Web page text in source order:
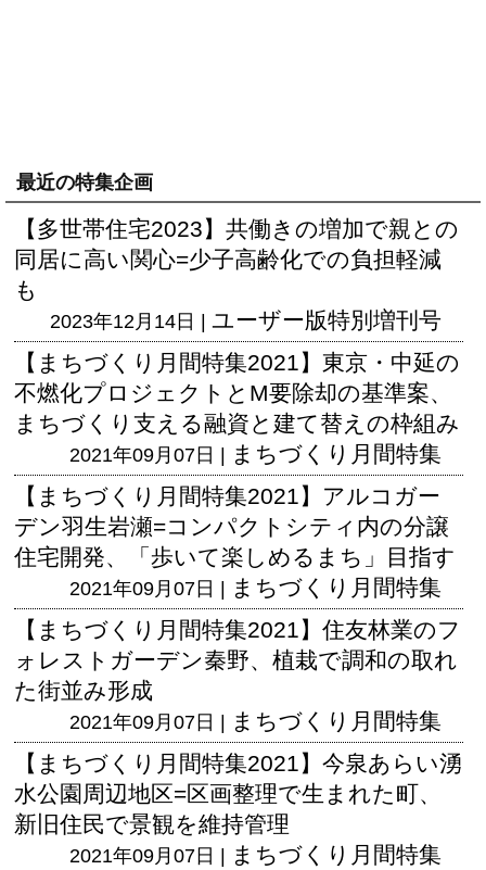
最近の特集企画
【多世帯住宅2023】共働きの増加で親との
同居に高い関心=少子高齢化での負担軽減
も
2023年12月14日 | ユーザー版特別増刊号
【まちづくり月間特集2021】東京・中延の
不燃化プロジェクトとM要除却の基準案、
まちづくり支える融資と建て替えの枠組み
2021年09月07日 | まちづくり月間特集
【まちづくり月間特集2021】アルコガー
デン羽生岩瀬=コンパクトシティ内の分譲
住宅開発、「歩いて楽しめるまち」目指す
2021年09月07日 | まちづくり月間特集
【まちづくり月間特集2021】住友林業のフ
ォレストガーデン秦野、植栽で調和の取れ
た街並み形成
2021年09月07日 | まちづくり月間特集
【まちづくり月間特集2021】今泉あらい湧
水公園周辺地区=区画整理で生まれた町、
新旧住民で景観を維持管理
2021年09月07日 | まちづくり月間特集